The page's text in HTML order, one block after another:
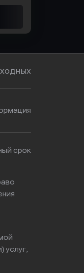
срок
услуг,